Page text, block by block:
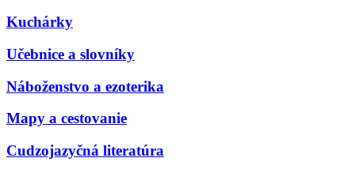
Kuchárky
Učebnice a slovníky
Náboženstvo a ezoterika
Mapy a cestovanie
Cudzojazyčná literatúra